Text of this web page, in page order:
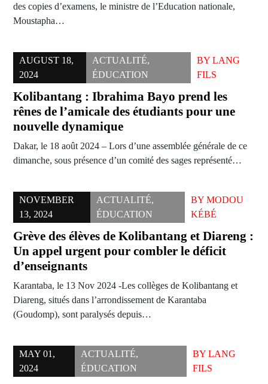
des copies d’examens, le ministre de l’Education nationale,
Moustapha…
AUGUST 18,
2024
ACTUALITÉ,
ÉDUCATION
BY LANG
FILS
Kolibantang : Ibrahima Bayo prend les
rênes de l’amicale des étudiants pour une
nouvelle dynamique
Dakar, le 18 août 2024 – Lors d’une assemblée générale de ce
dimanche, sous présence d’un comité des sages représenté…
NOVEMBER
13, 2024
ACTUALITÉ,
ÉDUCATION
BYMODOU
KÉBÉ
Grève des élèves de Kolibantang et Diareng :
Un appel urgent pour combler le déficit
d’enseignants
Karantaba, le 13 Nov 2024 -Les collèges de Kolibantang et
Diareng, situés dans l’arrondissement de Karantaba
(Goudomp), sont paralysés depuis…
MAY 01,
2024
ACTUALITÉ,
ÉDUCATION
BYLANG
FILS